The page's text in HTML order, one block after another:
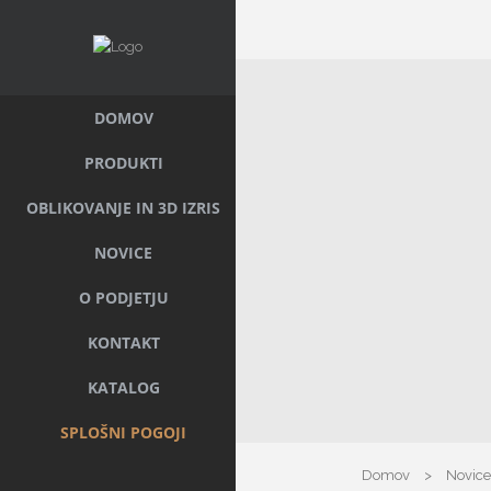
DOMOV
PRODUKTI
OBLIKOVANJE IN 3D IZRIS
NOVICE
O PODJETJU
KONTAKT
KATALOG
SPLOŠNI POGOJI
Domov > Novice